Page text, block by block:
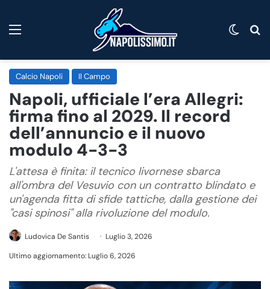
Calcio Napoli Il Campo
Napoli, ufficiale l’era Allegri:
firma fino al 2029. Il record
dell’annuncio e il nuovo
modulo 4-3-3
L'attesa è finita: il tecnico livornese sbarca
all'ombra del Vesuvio con un contratto blindato e
un'agenda fitta di sfide tattiche, dalla gestione dei
"casi spinosi" alla rivoluzione del modulo.
Ludovica De Santis
Luglio 3, 2026
Ultimo aggiornamento: Luglio 6, 2026